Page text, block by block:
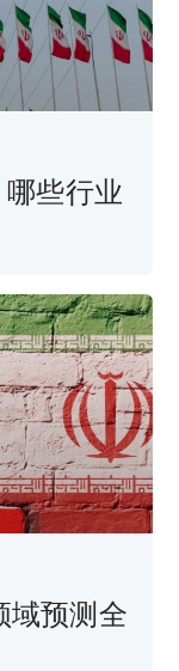
些行业
域预测全